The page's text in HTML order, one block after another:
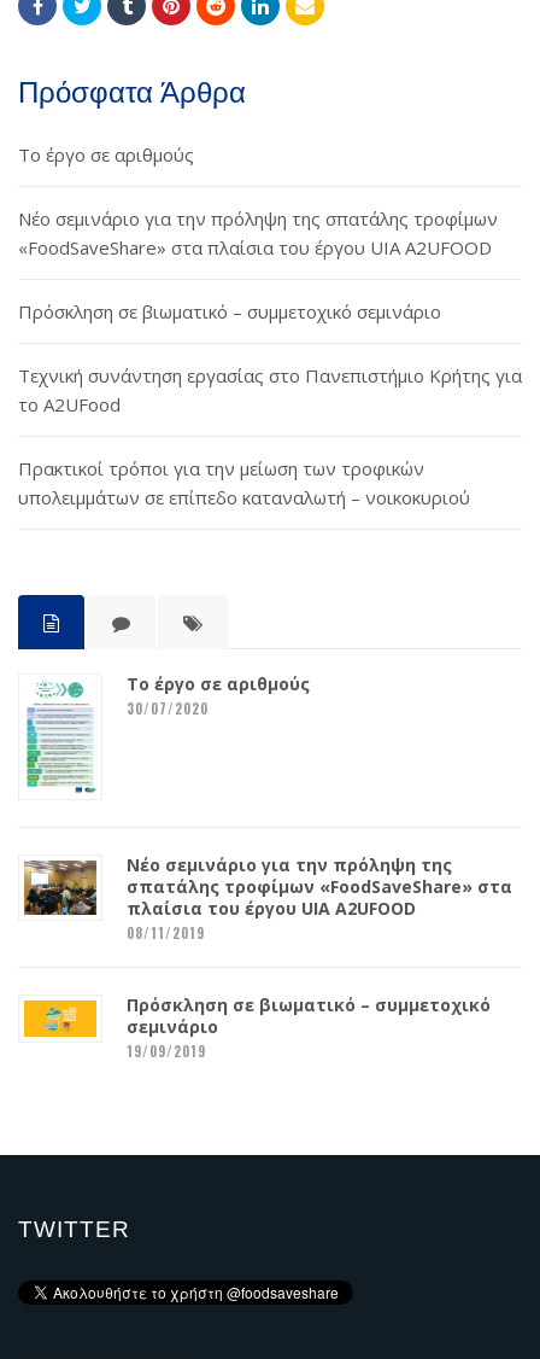
Πρόσφατα Άρθρα
Το έργο σε αριθμούς
Νέο σεμινάριο για την πρόληψη της σπατάλης τροφίμων
«FoodSaveShare» στα πλαίσια του έργου UIA A2UFOOD
Πρόσκληση σε βιωματικό – συμμετοχικό σεμινάριο
Τεχνική συνάντηση εργασίας στο Πανεπιστήμιο Κρήτης για
το A2UFood
Πρακτικοί τρόποι για την μείωση των τροφικών
υπολειμμάτων σε επίπεδο καταναλωτή – νοικοκυριού
Το έργο σε αριθμούς
30/07/2020
Νέο σεμινάριο για την πρόληψη της
σπατάλης τροφίμων «FoodSaveShare» στα
πλαίσια του έργου UIA A2UFOOD
08/11/2019
Πρόσκληση σε βιωματικό – συμμετοχικό
σεμινάριο
19/09/2019
TWITTER